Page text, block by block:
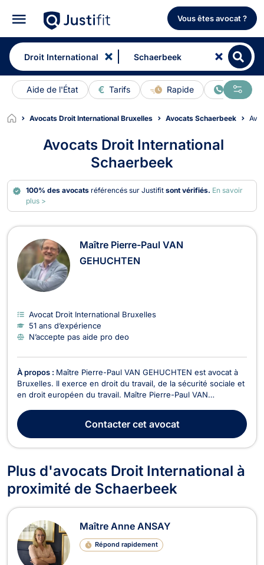
Vous êtes avocat ?
Aide de l'État Tarifs Rapide En ligne
Avocats Droit International Bruxelles Avocats Schaerbeek
Avocats Droit International
Schaerbeek
100% des avocats référencés sur Justifitsont vérifiés. En savoir
plus >
Avocats en Droit International à
Maître Pierre-Paul VAN
GEHUCHTEN
Avocat Droit International Bruxelles
51 ans d’expérience
N’accepte pas aide pro deo
À propos : Maître Pierre-Paul VAN GEHUCHTEN est avocat à
Bruxelles. Il exerce en droit du travail, de la sécurité sociale et
en droit européen du travail. Maître Pierre-Paul VAN
relevant du droit de travail, aussi bien au contentieux qu’en ce
qui concerne la gestion des ressou...
Contactercet avocat
Plus d'avocats Droit International à
proximité de Schaerbeek
Maître Anne ANSAY
Répond rapidement